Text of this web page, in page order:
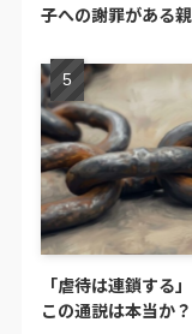
子への謝罪がある親
「虐待は連鎖する
この通説は本当か？